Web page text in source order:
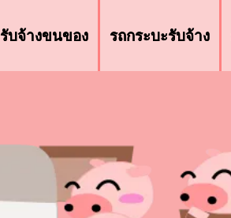
รับจ้างขนของ รถกระบะรับจ้าง